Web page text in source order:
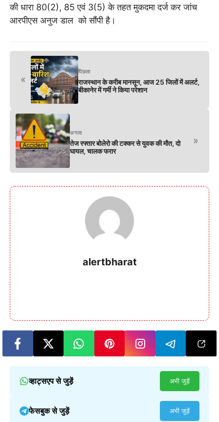
की धारा 80(2), 85 एवं 3(5) के तहत मुकदमा दर्ज कर जांच
आरपीएस अनुज डाल को सौंपी है।
«
पिछला
राजस्थान के करीब मानसून, आज 25 जिलों में अलर्ट,
बीकानेर में गर्मी ने किया परेशान
अगला
तेज रफ्तार बोलेरो की टक्कर से युवक की मौत, दो
घायल, चालक फरार
»
alertbharat
व्हाट्सएप से जुड़ें अभी जुड़ें
फेसबुक से जुड़ें अभी जुड़ें